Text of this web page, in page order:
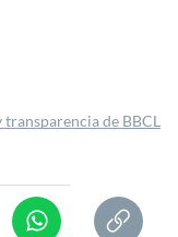
transparencia de BBCL